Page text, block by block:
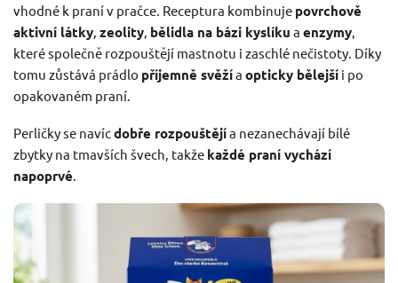
vhodné k praní v pračce. Receptura kombinuje povrchově
aktivní látky, zeolity, bělidla na bázi kyslíku a enzymy,
které společně rozpouštějí mastnotu i zaschlé nečistoty. Díky
tomu zůstává prádlo příjemně svěžía opticky bělejší i po
opakovaném praní.
Perličky se navícdobře rozpouštějía nezanechávají bílé
zbytky na tmavších švech, takže každé praní vychází
napoprvé.